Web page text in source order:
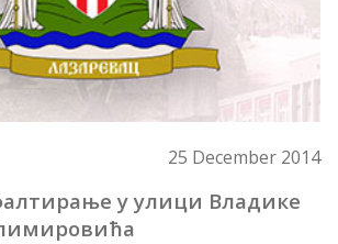
25 December 2014
у улици Владике